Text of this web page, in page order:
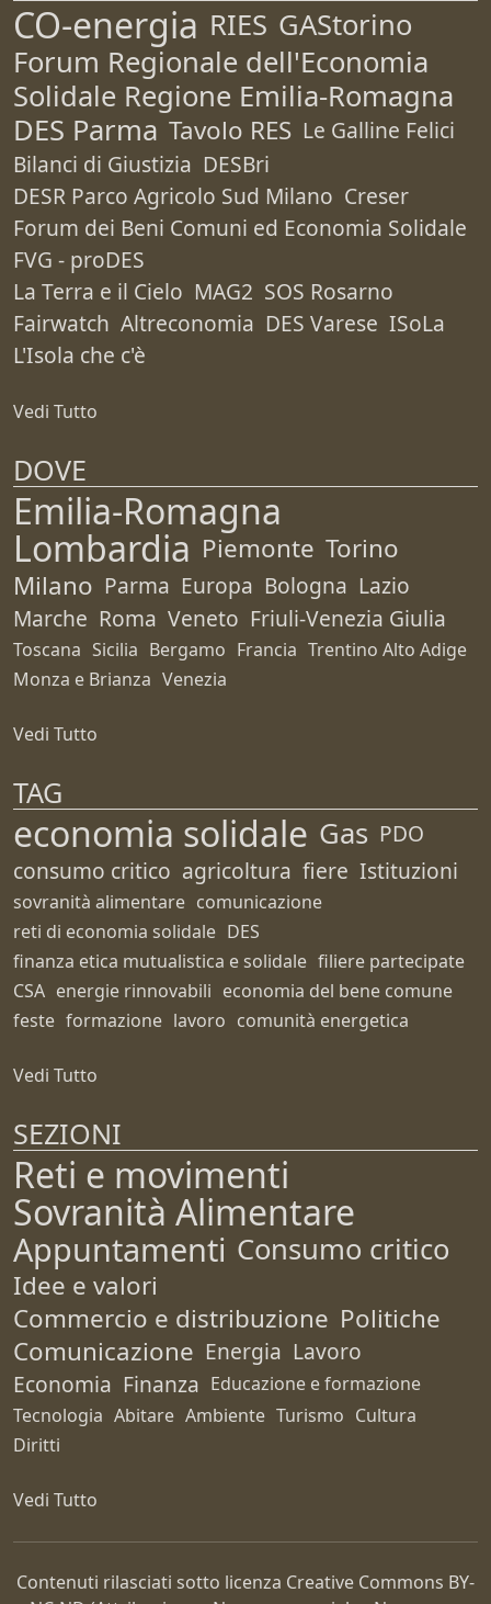
CO-energia RIES GAStorino
Forum Regionale dell'Economia
Solidale Regione Emilia-Romagna
DES Parma Tavolo RES Le Galline Felici
Bilanci di Giustizia DESBri
DESR Parco Agricolo Sud Milano Creser
Forum dei Beni Comuni ed Economia Solidale
FVG - proDES
La Terra e il Cielo MAG2 SOS Rosarno
Fairwatch Altreconomia DES Varese ISoLa
L'Isola che c'è
Vedi Tutto
DOVE
Emilia-Romagna
Lombardia Piemonte Torino
Milano Parma Europa Bologna Lazio
Marche Roma Veneto Friuli-Venezia Giulia
Toscana Sicilia Bergamo Francia Trentino Alto Adige
Monza e Brianza Venezia
Vedi Tutto
TAG
economia solidale Gas PDO
consumo critico agricoltura fiere Istituzioni
sovranità alimentare comunicazione
reti di economia solidale DES
finanza etica mutualistica e solidale filiere partecipate
CSA energie rinnovabili economia del bene comune
feste formazione lavoro comunità energetica
Vedi Tutto
SEZIONI
Reti e movimenti
Sovranità Alimentare
Appuntamenti Consumo critico
Idee e valori
Commercio e distribuzione Politiche
Comunicazione Energia Lavoro
Economia Finanza Educazione e formazione
Tecnologia Abitare Ambiente Turismo Cultura
Diritti
Vedi Tutto
Contenuti rilasciati sotto licenza Creative Commons BY-